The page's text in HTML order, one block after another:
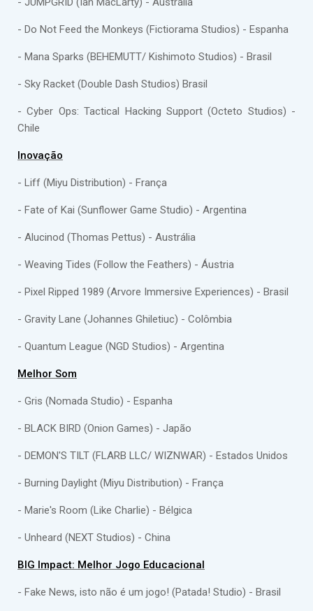
- Do Not Feed the Monkeys (Fictiorama Studios) - Espanha
- Mana Sparks (BEHEMUTT/ Kishimoto Studios) - Brasil
- Sky Racket (Double Dash Studios) Brasil
- Cyber Ops: Tactical Hacking Support (Octeto Studios) -
Chile
Inovação
- Liff (Miyu Distribution) - França
- Fate of Kai (Sunflower Game Studio) - Argentina
- Alucinod (Thomas Pettus) - Austrália
- Weaving Tides (Follow the Feathers) - Áustria
- Pixel Ripped 1989 (Arvore Immersive Experiences) - Brasil
- Gravity Lane (Johannes Ghiletiuc) - Colômbia
- Quantum League (NGD Studios) - Argentina
Melhor Som
- Gris (Nomada Studio) - Espanha
- BLACK BIRD (Onion Games) - Japão
- DEMON'S TILT (FLARB LLC/ WIZNWAR) - Estados Unidos
- Burning Daylight (Miyu Distribution) - França
- Marie's Room (Like Charlie) - Bélgica
- Unheard (NEXT Studios) - China
BIG Impact: Melhor Jogo Educacional
- Fake News, isto não é um jogo! (Patada! Studio) - Brasil